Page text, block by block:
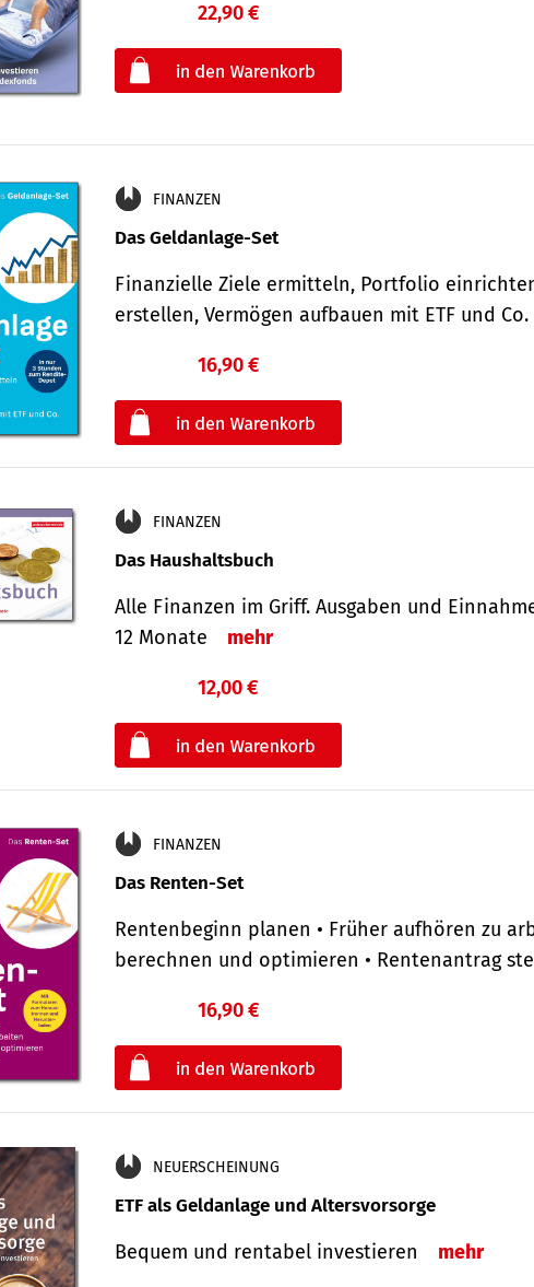
22,90 €
FINANZEN
Das Geldanlage-Set
Finanzielle Ziele ermitteln, Portfolio
erstellen, Vermögen aufbauen mit ETF und
16,90 €
FINANZEN
Das Haushaltsbuch
Alle Finanzen im Griff. Aus­gaben und
12 Monate
mehr
12,00 €
FINANZEN
Das Renten-Set
Rentenbeginn planen • Früher aufhören zu
berechnen und optimieren • Rentenantrag
16,90 €
NEUERSCHEINUNG
ETF als Geldanlage und Altersvorsorge
Bequem und rentabel investieren mehr